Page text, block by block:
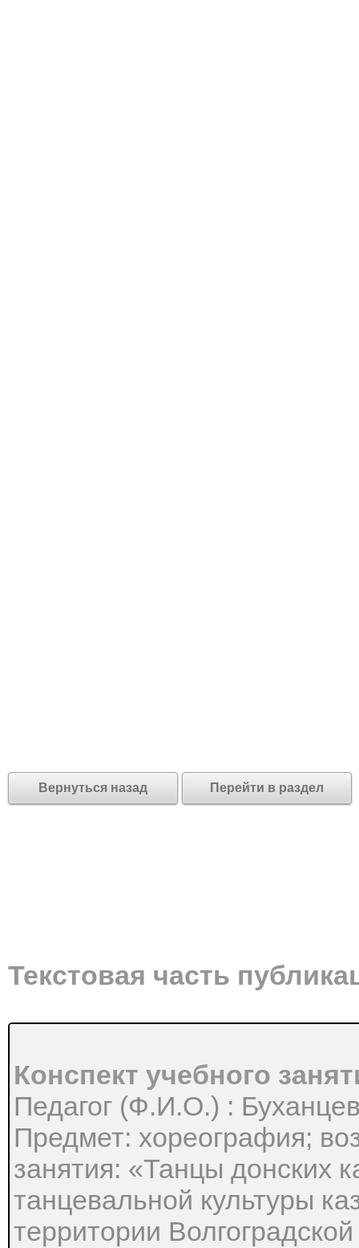
Вернуться назад Перейти в раздел
Текстовая часть
Конспект учебного
Педагог (Ф.И.О.) :
Предмет: хореография;
занятия: «Танцы донских
танцевальной культуры
территории